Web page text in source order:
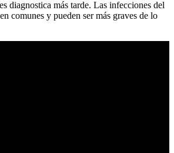
diagnostica más tarde. Las infecciones del
comunes y pueden ser más graves de lo